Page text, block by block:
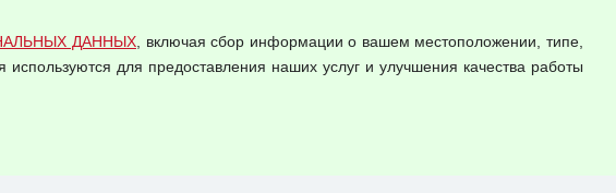
ДАННЫХ, включая сбор информации о вашем местоположении, типе,
для предоставления наших услуг и улучшения качества работы
аккаунт.